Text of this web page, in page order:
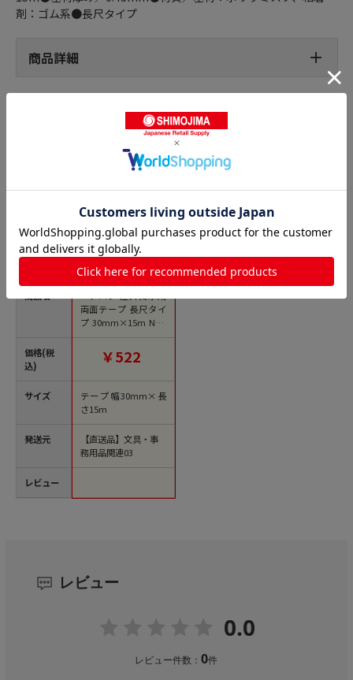
剤：ゴム系●長尺タイプ
商品詳細
一般両面テープの人気商品との比較
価格(税
込)
サイズ
発送元
レビュー
両面テープ 長尺タイ
プ 30mm×15m NW-
N30L 1巻（ご注文単
￥522
テープ幅30mm×長
さ15m
【直送品】文具・事
務用品関連03
レビュー
0.0
レビュー件数：0件